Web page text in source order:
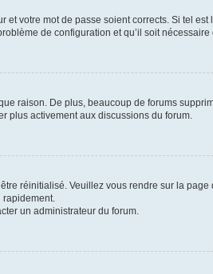
votre mot de passe soient corrects. Si tel
de configuration et qu’il soit nécessaire
raison. De plus, beaucoup de forums
plus activement aux discussions du forum.
réinitialisé. Veuillez vous rendre sur la page
un administrateur du forum.